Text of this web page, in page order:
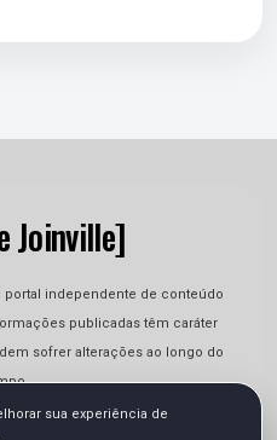
Joinville]
independente de conteúdo
publicadas têm caráter
sofrer alterações ao longo do
sua experiência de